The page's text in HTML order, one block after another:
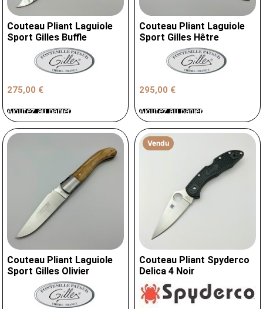
Couteau Pliant Laguiole
Sport Gilles Buffle
275,00 €
Ajoutez au panier
Couteau Pliant Laguiole
Sport Gilles Hêtre
295,00 €
Ajoutez au panier
Couteau Pliant Laguiole
Sport Gilles Olivier
Vendu
Couteau Pliant Spyderco
Delica 4 Noir